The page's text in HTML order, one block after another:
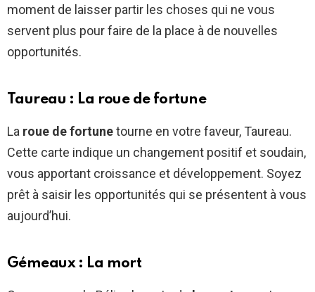
moment de laisser partir les choses qui ne vous
servent plus pour faire de la place à de nouvelles
opportunités.
Taureau : La roue de fortune
La roue de fortunetourne en votre faveur, Taureau.
Cette carte indique un changement positif et soudain,
vous apportant croissance et développement. Soyez
prêt à saisir les opportunités qui se présentent à vous
aujourd’hui.
Gémeaux : La mort